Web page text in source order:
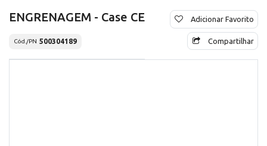
ENGRENAGEM - Case CE
Cód./PN 500304189
Adicionar Favorito
Compartilhar